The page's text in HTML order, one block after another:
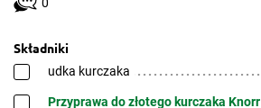
Składniki
udka kurczaka
Przyprawa do złotego kurczaka Knorr